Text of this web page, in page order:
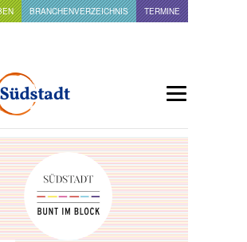
BRANCHENVERZEICHNIS TERMINE